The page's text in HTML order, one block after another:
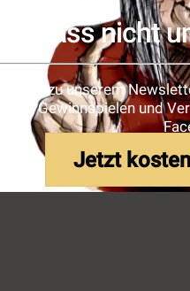
Verpass nicht
dich zu unserem
Gewinnspielen und
Jetzt